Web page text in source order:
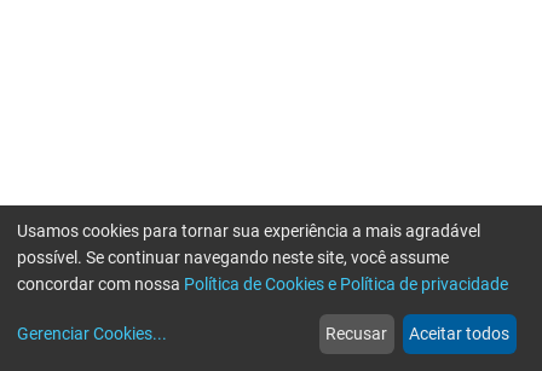
web
Notícias
more_horiz
Mais
Usamos cookies para tornar sua experiência a mais agradável
possível. Se continuar navegando neste site, você assume
concordar com nossa Política de Cookies e Política de privacidade
Gerenciar Cookies... Recusar Aceitar todos
Erro ao enviar informações, por favor tente novamente